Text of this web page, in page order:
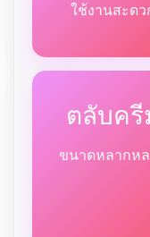
ใช้งานสะดว
ตลับครี
ขนาดหลากห